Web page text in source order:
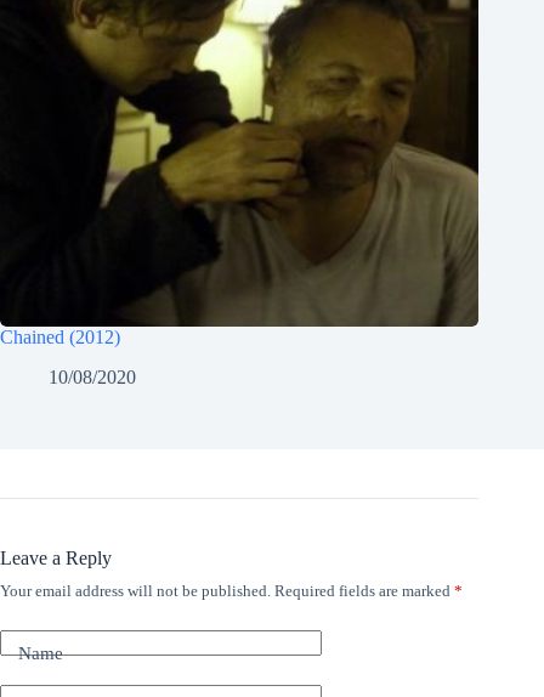
Chained (2012)
10/08/2020
Leave a Reply
Your email address will not be published. Required fields are marked *
Name